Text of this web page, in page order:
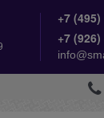
+7
+7 (926)